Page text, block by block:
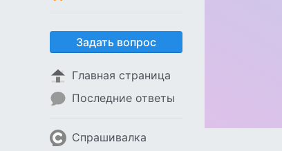
Задать вопрос
Главная страница
Последние ответы
Спрашивалка